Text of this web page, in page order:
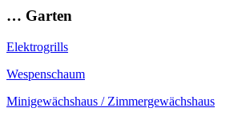
… Garten
Elektrogrills
Wespenschaum
Minigewächshaus / Zimmergewächshaus